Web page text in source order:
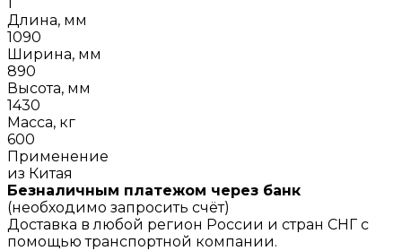
Длина, мм
1090
Ширина, мм
890
Высота, мм
1430
Масса, кг
600
Применение
из Китая
Безналичным платежом через банк
(необходимо запросить счёт)
Доставка в любой регион России и стран СНГ с
помощью транспортной компании.